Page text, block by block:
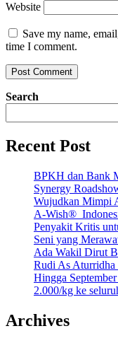
Website
Save my name,
time I comment.
Search
Recent Post
BPKH dan Bank
Synergy
Wujudkan Mimpi
A-Wish®
Penyakit Kritis
Seni yang
Ada Wakil Dirut
Rudi As
Hingga
2.000/kg ke
Archives